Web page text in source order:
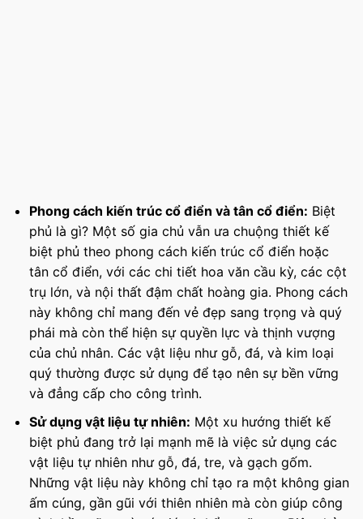
Phong cách kiến trúc cổ điển và tân cổ điển: Biệt
phủ là gì? Một số gia chủ vẫn ưa chuộng thiết kế
biệt phủ theo phong cách kiến trúc cổ điển hoặc
tân cổ điển, với các chi tiết hoa văn cầu kỳ, các cột
trụ lớn, và nội thất đậm chất hoàng gia. Phong cách
này không chỉ mang đến vẻ đẹp sang trọng và quý
phái mà còn thể hiện sự quyền lực và thịnh vượng
của chủ nhân. Các vật liệu như gỗ, đá, và kim loại
quý thường được sử dụng để tạo nên sự bền vững
và đẳng cấp cho công trình.
Sử dụng vật liệu tự nhiên: Một xu hướng thiết kế
biệt phủ đang trở lại mạnh mẽ là việc sử dụng các
vật liệu tự nhiên như gỗ, đá, tre, và gạch gốm.
Những vật liệu này không chỉ tạo ra một không gian
ấm cúng, gần gũi với thiên nhiên mà còn giúp công